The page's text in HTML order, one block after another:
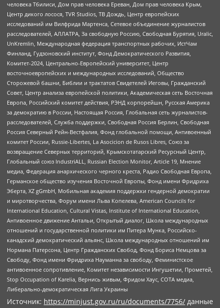
человека Тбилиси, Дом прав человека Ереван, Дом прав человека Крым,
Центр дикого лосося, TVR Studios, ТВ Дождь, Центр европейских
исследований им Вилфрида Мартенса, Сетевое объединение журналистов
расследователей, АЛЛАТРА, За свободную Россию, Свободная Бурятия, Uralic,
UnKremlin, Международная федерация транспортных рабочих, ИстЧам
Финланд, Гудзоновский институт, Фонд Демократического Развития,
Комитет-2024, Центрально-Европейский университет, Центр
восточноевропейских и международных исследований, Общество
Сторожевой башни, Библии и трактатов Свидетелей Иеговы, Гражданский
Совет, Центр анализа европейской политики, Академическая сеть Восточная
Европа, Российский комитет действия, РЭНД корпорейшн, Русская Америка
за демократию в России, Настоящая Россия, Глобальная сеть журналистов-
расследователей, Служба поддержки, Свободная Россия Берлин, Свободная
Россия Северный Рейн-Вестфалия, Фонд глобальной помощи, Антивоенный
комитет России, Russie-Libertes, La Asocicion de Rusos Libres, Союз за
возвращение Северных территорий, Крымскотатарский Ресурсный Центр,
Глобальный союз IndustriALL, Russian Election Monitor, Article 19, Мнение
медиа, Федерация анархического черного креста, Радио Свободная Европа,
Германское общество изучения Восточной Европы, Фонд имени Фридриха
Эберта, XZ gGmbH, Мобильная академия поддержки гендерной демократии
и миротворчества, Форум имени Льва Копелева, American Councils for
International Education, Cultural Vistas, Institute of International Education,
Антивоенное движение Антальи, Открытый диалог, Школа международных
отношений и государственной политики им Питера Мунка, Российско-
канадский демократический альянс, Школа международных отношений им
Нормана Патерсона, Центр Гражданских Свобод, Фонд Бориса Немцова за
Свободу, Фонд имени Фридриха Науманна за свободу, Феминистское
антивоенное сопротивление, Комитет независимости Ингушетии, Прометей,
Stop Occupation of Karelia, Вернись живым, Фридом Хаус, СОТА медиа,
Либерально-демократическая Лига Украины
Источник: https://minjust.gov.ru/ru/documents/7756/ данные